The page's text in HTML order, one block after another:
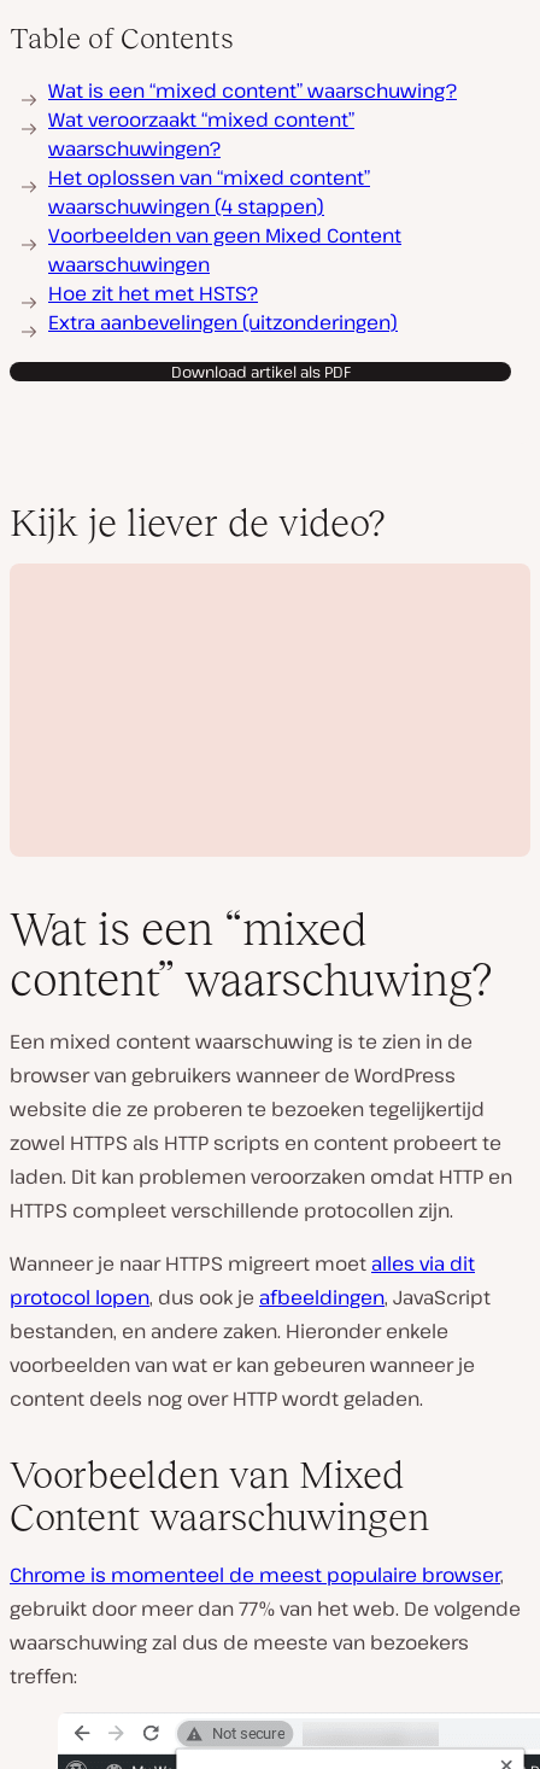
Table of Contents
Wat is een “mixed content” waarschuwing?
Wat veroorzaakt “mixed content”
waarschuwingen?
Het oplossen van “mixed content”
waarschuwingen (4 stappen)
Voorbeelden van geen Mixed Content
waarschuwingen
Hoe zit het met HSTS?
Extra aanbevelingen (uitzonderingen)
Download artikel als PDF
Kijk je liever de video?
d
o
a
f
s
p
e
e
Wat is een “mixed
content” waarschuwing?
Een mixed content waarschuwing is te zien in de
browser van gebruikers wanneer de WordPress
website die ze proberen te bezoeken tegelijkertijd
zowel HTTPS als HTTP scripts en content probeert te
laden. Dit kan problemen veroorzaken omdat HTTP en
HTTPS compleet verschillende protocollen zijn.
Wanneer je naar HTTPS migreert moet alles via dit
protocol lopen, dus ook je afbeeldingen, JavaScript
bestanden, en andere zaken. Hieronder enkele
voorbeelden van wat er kan gebeuren wanneer je
content deels nog over HTTP wordt geladen.
Voorbeelden van Mixed
Content waarschuwingen
Chrome is momenteel de meest populaire browser,
gebruikt door meer dan 77% van het web. De volgende
waarschuwing zal dus de meeste van bezoekers
treffen: